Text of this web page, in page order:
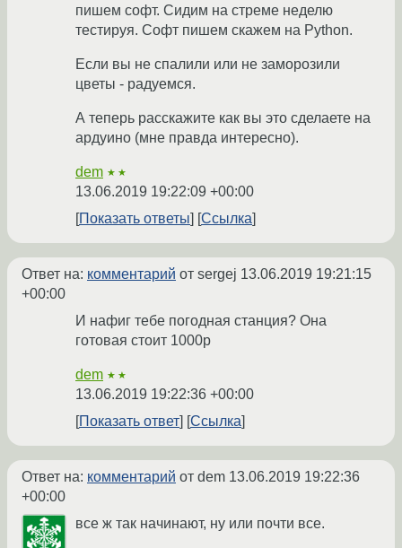
пишем софт. Сидим на стреме неделю
тестируя. Софт пишем скажем на Python.
Если вы не спалили или не заморозили
цветы - радуемся.
А теперь расскажите как вы это сделаете на
ардуино (мне правда интересно).
dem ★★
13.06.2019 19:22:09 +00:00
Показать ответы
Ссылка
Ответ на: комментарий от sergej 13.06.2019 19:21:15
+00:00
И нафиг тебе погодная станция? Она
готовая стоит 1000р
dem ★★
13.06.2019 19:22:36 +00:00
Показать ответ
Ссылка
Ответ на: комментарий от dem 13.06.2019 19:22:36
+00:00
все ж так начинают, ну или почти все.